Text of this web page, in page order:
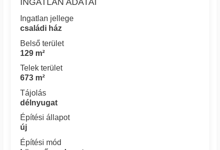
INGATLAN ADATAI
Ingatlan jellege
családi ház
Belső terület
129 m²
Telek terület
673 m²
Tájolás
délnyugat
Építési állapot
új
Építési mód